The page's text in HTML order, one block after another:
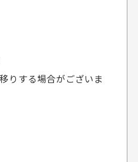
来ました。またお願いし
けます。
ックでの配送のみとさせて
りする場合がございま